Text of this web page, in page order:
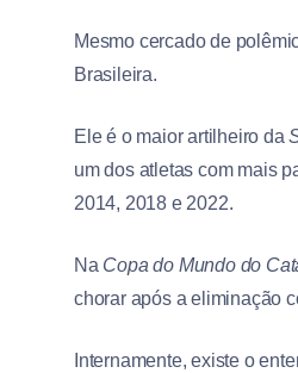
Mesmo cercado de
Brasileira.
Ele é o maior artilheiro da
um dos atletas com mais
2014, 2018 e 2022.
Na Copa do Mundo do
chorar após a eliminação
Internamente, existe o